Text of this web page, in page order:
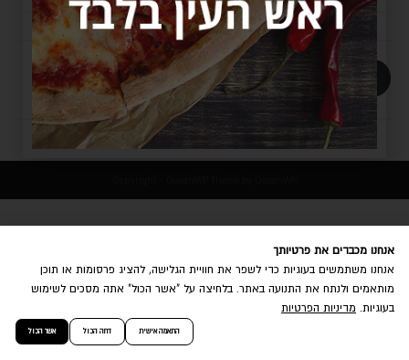
-
+ הוספה לסל
אנחנו מכבדים את פרטיותך
אנחנו משתמשים בעוגיות כדי לשפר את חוויית הגלישה, להציג פרסומות או תוכן
מותאמים ולנתח את התנועה באתר. בלחיצה על "אשר הכול" אתה מסכים לשימוש
בעוגיות. מדיניות הפרטיות
התאמה אישית דחה הכול אשר הכול